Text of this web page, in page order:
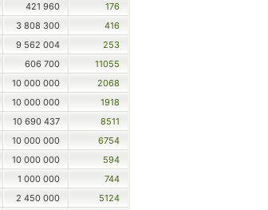
421 960
176
3 808 300
416
9 562 004
253
606 700
11055
10 000 000
2068
10 000 000
1918
10 690 437
8511
10 000 000
6754
10 000 000
594
1 000 000
744
2 450 000
5124